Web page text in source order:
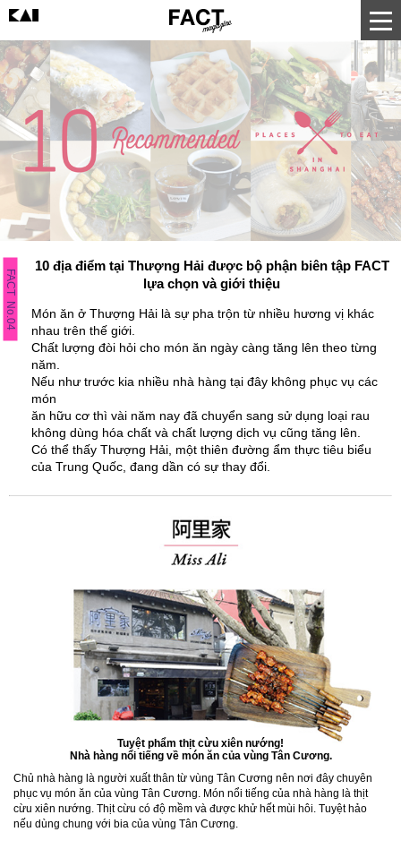
FACT No.04
10 địa điểm tại Thượng Hải được bộ phận biên tập FACT
lựa chọn và giới thiệu
Món ăn ở Thượng Hải là sự pha trộn từ nhiều hương vị khác
nhau trên thế giới.
Chất lượng đòi hỏi cho món ăn ngày càng tăng lên theo từng
năm.
Nếu như trước kia nhiều nhà hàng tại đây không phục vụ các
món
ăn hữu cơ thì vài năm nay đã chuyển sang sử dụng loại rau
không dùng hóa chất và chất lượng dịch vụ cũng tăng lên.
Có thể thấy Thượng Hải, một thiên đường ẩm thực tiêu biểu
của Trung Quốc, đang dần có sự thay đổi.
Tuyệt phẩm thịt cừu xiên nướng!
Nhà hàng nổi tiếng về món ăn của vùng Tân Cương.
Chủ nhà hàng là người xuất thân từ vùng Tân Cương nên nơi đây chuyên
phục vụ món ăn của vùng Tân Cương. Món nổi tiếng của nhà hàng là thịt
cừu xiên nướng. Thịt cừu có độ mềm và được khử hết mùi hôi. Tuyệt hảo
nếu dùng chung với bia của vùng Tân Cương.